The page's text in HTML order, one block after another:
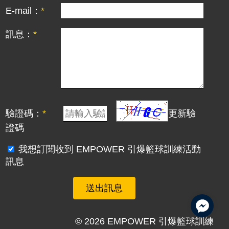
E-mail：
訊息：
驗證碼：
更新驗
證碼
我想訂閱收到 EMPOWER 引爆籃球訓練活動
訊息
送出訊息
© 2026 EMPOWER 引爆籃球訓練